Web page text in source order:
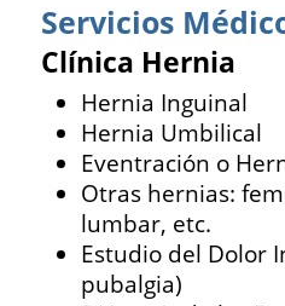
Servicios
Clínica Hernia
Hernia Inguinal
Hernia Umbilical
Eventración o
Otras hernias:
lumbar, etc.
Estudio del Dolor
pubalgia)